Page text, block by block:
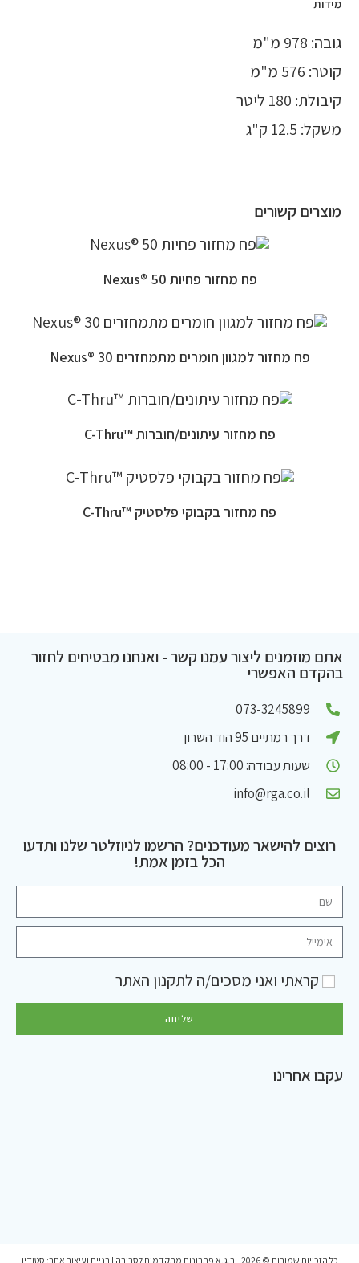
מידות
גובה: 978 מ"מ
קוטר: 576 מ"מ
קיבולת: 180 ליטר
משקל: 12.5 ק"ג
מוצרים קשורים
פח מחזור פחיות 50 ®Nexus
פח מחזור למגוון חומרים מתמחזרים 30 ®Nexus
פח מחזור עיתונים/חוברות ™C-Thru
פח מחזור בקבוקי פלסטיק ™C-Thru
אתם מוזמנים ליצור עמנו קשר - ואנחנו מבטיחים לחזור
בהקדם האפשרי
073-3245899
דרך רמתיים 95 הוד השרון
שעות עבודה: 17:00 - 08:00
info@rga.co.il
רוצים להישאר מעודכנים? הרשמו לניוזלטר שלנו ותדעו
הכל בזמן אמת!
קראתי ואני מסכים/ה לתקנון האתר
שליחה
עקבו אחרינו
כל הזכויות שמורות © 2026 - ר.ג.א פתרונות מתקדמים לסביבה | בניית ועיצוב אתר: סטודיו